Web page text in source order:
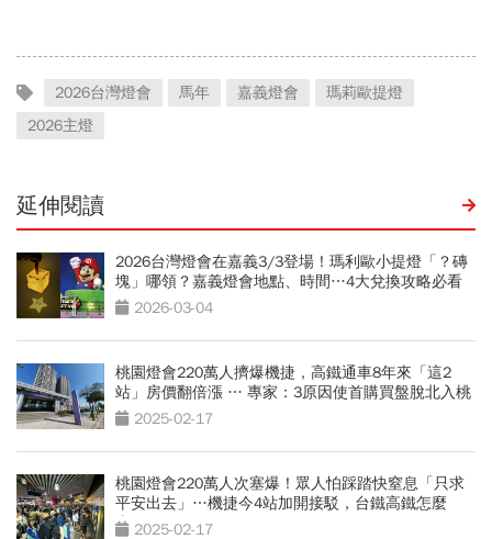
2026台灣燈會 馬年 嘉義燈會
瑪莉歐提燈
2026主燈
延伸閱讀
2026台灣燈會在嘉義3/3登場！瑪利歐小提燈「？磚
塊」哪領？嘉義燈會地點、時間…4大兌換攻略必看
2026-03-04
桃園燈會220萬人擠爆機捷，高鐵通車8年來「這2
站」房價翻倍漲 … 專家：3原因使首購買盤脫北入桃
2025-02-17
桃園燈會220萬人次塞爆！眾人怕踩踏快窒息「只求
平安出去」…機捷今4站加開接駁，台鐵高鐵怎麼
去？2025-02-17